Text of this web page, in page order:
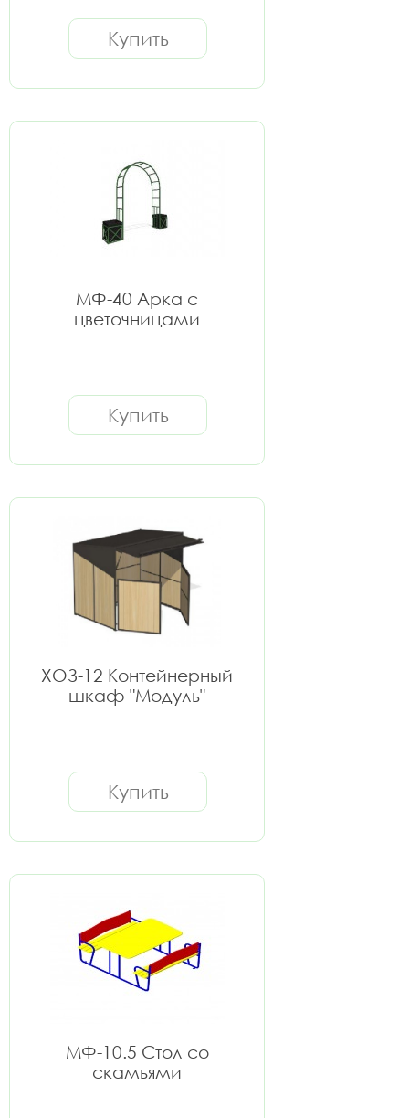
Купить
МФ-40 Арка с
цветочницами
Купить
ХОЗ-12 Контейнерный
шкаф "Модуль"
Купить
МФ-10.5 Стол со
скамьями